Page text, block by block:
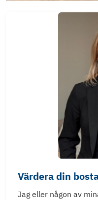
Värdera din
Jag eller någon av